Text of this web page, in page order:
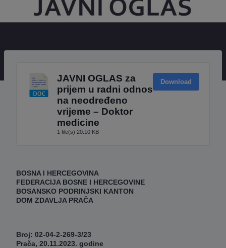
JAVNI OGLAS za
prijem u radni odnos
na neodređeno
vrijeme – Doktor
medicine
1 file(s) 20.10 KB
Download
BOSNA I HERCEGOVINA
FEDERACIJA BOSNE I HERCEGOVINE
BOSANSKO PODRINJSKI KANTON
DOM ZDAVLJA PRAČA
Broj: 02-04-2-269-3/23
Prača, 20.11.2023. godine